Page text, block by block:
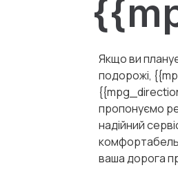
Якщо ви
подорожі,
пропонуємо
надійний
ваша дорога